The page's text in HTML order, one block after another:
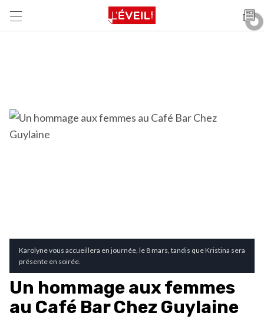
Karolyne vous accueillera en journée, le 8 mars, tandis que Kristina sera
présente en soirée.
Un hommage aux femmes
au Café Bar Chez Guylaine